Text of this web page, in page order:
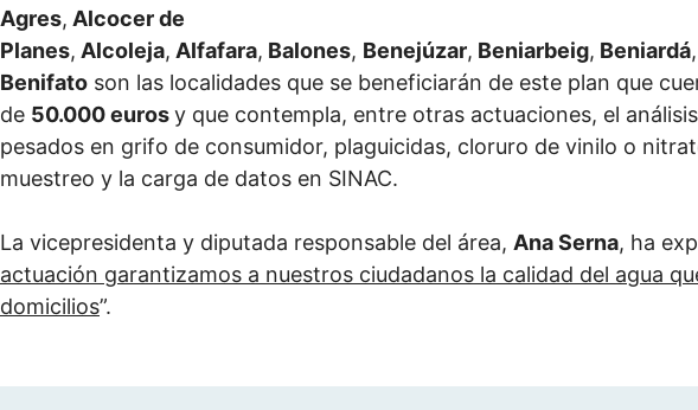
Agres, Alcocer de
Planes, Alcoleja, Alfafara, Balones, Benejúzar, Beniarbeig, Beniardá,
Benifato son las localidades que se beneficiarán de este plan que
de 50.000 eurosy que contempla, entre otras actuaciones, el
pesados en grifo de consumidor, plaguicidas, cloruro de vinilo o
muestreo y la carga de datos en SINAC.
La vicepresidenta y diputada responsable del área, Ana Serna, ha
actuación garantizamos a nuestros ciudadanos la calidad del agua
domicilios”.